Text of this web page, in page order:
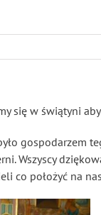
się w świątyni
gospodarzem
Wszyscy
co położyć na